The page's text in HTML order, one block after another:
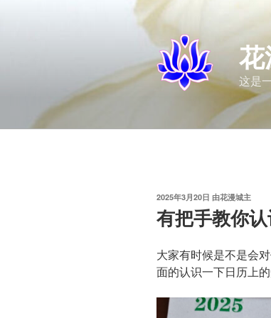
这是
发
于
2025年3月20日 由花漫城主
有把手教你
大家有时候是不是会
面的认识一下日历上的